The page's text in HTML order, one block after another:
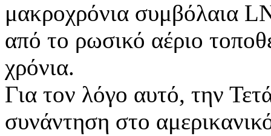
μακροχρόνια συμβόλαια
από το ρωσικό αέριο
χρόνια.
Για τον λόγο αυτό, την
συνάντηση στο